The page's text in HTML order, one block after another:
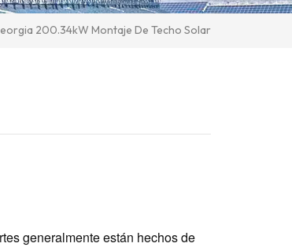
200.34kW Montaje De Techo Solar
generalmente están hechos de